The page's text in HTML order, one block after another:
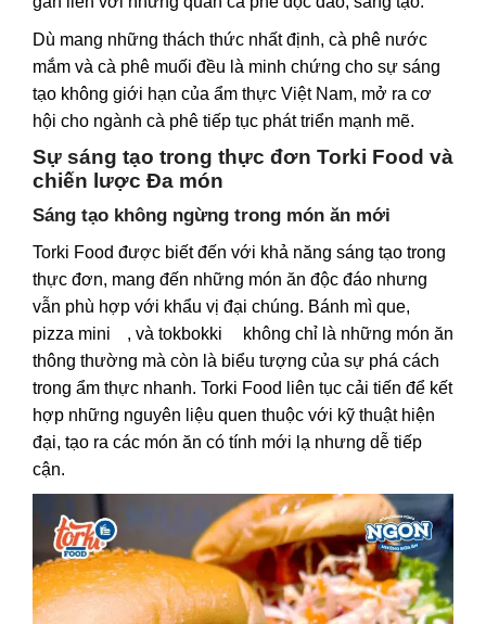
Dù mang những thách thức nhất định, cà phê nước
mắm và cà phê muối đều là minh chứng cho sự sáng
tạo không giới hạn của ẩm thực Việt Nam, mở ra cơ
hội cho ngành cà phê tiếp tục phát triển mạnh mẽ.
Sự sáng tạo trong thực đơn Torki Food và
chiến lược Đa món
Sáng tạo không ngừng trong món ăn mới
Torki Food được biết đến với khả năng sáng tạo trong
thực đơn, mang đến những món ăn độc đáo nhưng
vẫn phù hợp với khẩu vị đại chúng. Bánh mì que,
pizza mini
, và tokbokki
không chỉ là những món ăn
thông thường mà còn là biểu tượng của sự phá cách
trong ẩm thực nhanh. Torki Food liên tục cải tiến để kết
hợp những nguyên liệu quen thuộc với kỹ thuật hiện
đại, tạo ra các món ăn có tính mới lạ nhưng dễ tiếp
cận.